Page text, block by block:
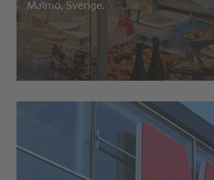
Malmö, Sverige.